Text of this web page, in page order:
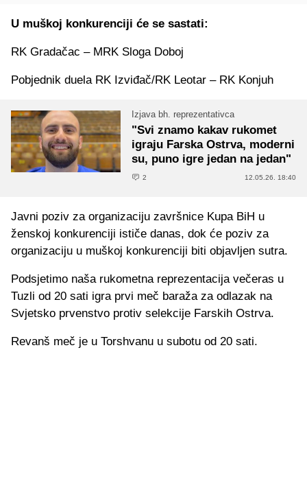
U muškoj konkurenciji će se sastati:
RK Gradačac – MRK Sloga Doboj
Pobjednik duela RK Izviđač/RK Leotar – RK Konjuh
Izjava bh. reprezentativca
"Svi znamo kakav rukomet
igraju Farska Ostrva, moderni
su, puno igre jedan na jedan"
2 12.05.26. 18:40
Javni poziv za organizaciju završnice Kupa BiH u
ženskoj konkurenciji ističe danas, dok će poziv za
organizaciju u muškoj konkurenciji biti objavljen sutra.
Podsjetimo naša rukometna reprezentacija večeras u
Tuzli od 20 sati igra prvi meč baraža za odlazak na
Svjetsko prvenstvo protiv selekcije Farskih Ostrva.
Revanš meč je u Torshvanu u subotu od 20 sati.